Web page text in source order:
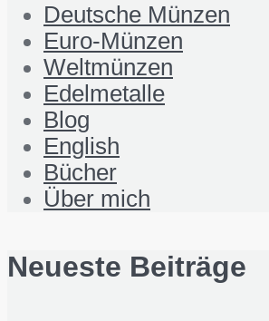
Deutsche Münzen
Euro-Münzen
Weltmünzen
Edelmetalle
Blog
English
Bücher
Über mich
Neueste Beiträge